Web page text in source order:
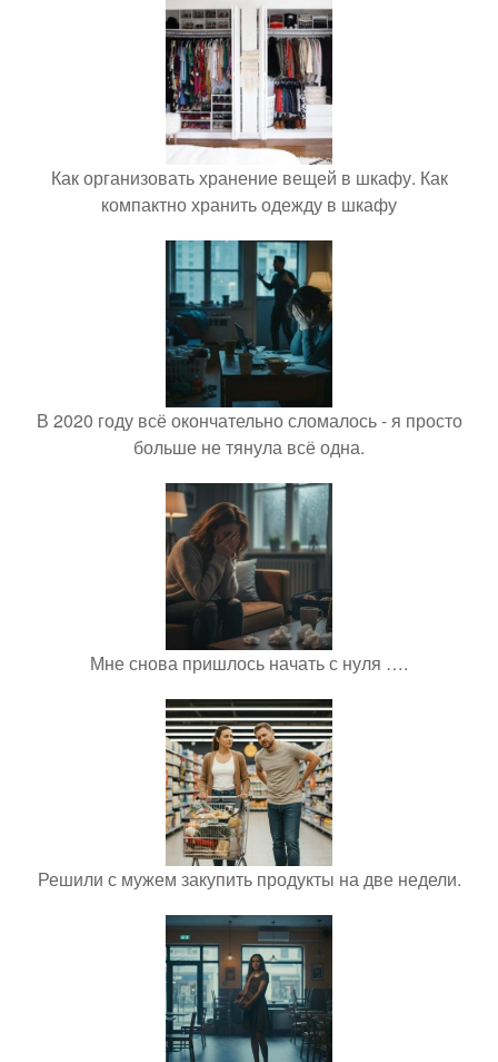
Как организовать хранение вещей в шкафу. Как
компактно хранить одежду в шкафу
В 2020 году всё окончательно сломалось - я просто
больше не тянула всё одна.
Мне снова пришлось начать с нуля ….
Решили с мужем закупить продукты на две недели.